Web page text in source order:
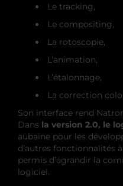
Le tracking,
Le compositing,
La rotoscopie,
L’animation,
L’étalonnage,
La correction
Son interface rend
Dans la version 2.0, le
aubaine pour les
d’autres fonctionnalités
permis d’agrandir la
logiciel.